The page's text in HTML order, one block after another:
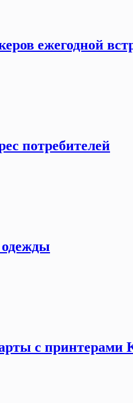
ежегодной
потребителей
с принтерами